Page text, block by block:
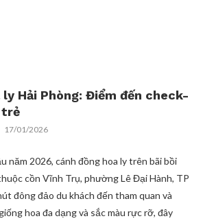
ly Hải Phòng: Điểm đến check-
trẻ
17/01/2026
năm 2026, cánh đồng hoa ly trên bãi bồi
cồn Vĩnh Trụ, phường Lê Đại Hành, TP
đông đảo du khách đến tham quan và
hoa đa dạng và sắc màu rực rỡ, đây